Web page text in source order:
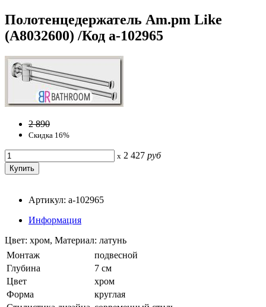
Полотенцедержатель Am.pm Like
(A8032600) /Код a-102965
2 890
Скидка 16%
x 2 427 руб
Артикул: a-102965
Информация
Цвет: хром, Материал: латунь
Монтаж
подвесной
Глубина
7 см
Цвет
хром
Форма
круглая